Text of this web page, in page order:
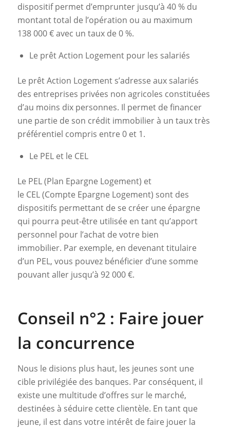
dispositif permet d’emprunter jusqu’à 40 % du
montant total de l’opération ou au maximum
138 000 € avec un taux de 0 %.
Le prêt Action Logement pour les salariés
Le prêt Action Logement s’adresse aux salariés
des entreprises privées non agricoles constituées
d’au moins dix personnes. Il permet de financer
une partie de son crédit immobilier à un taux très
préférentiel compris entre 0 et 1.
Le PEL et le CEL
Le PEL (Plan Epargne Logement) et
le CEL (Compte Epargne Logement) sont des
dispositifs permettant de se créer une épargne
qui pourra peut-être utilisée en tant qu’apport
personnel pour l’achat de votre bien
immobilier. Par exemple, en devenant titulaire
d’un PEL, vous pouvez bénéficier d’une somme
pouvant aller jusqu’à 92 000 €.
Conseil n°2 : Faire jouer
la concurrence
Nous le disions plus haut, les jeunes sont une
cible privilégiée des banques. Par conséquent, il
existe une multitude d’offres sur le marché,
destinées à séduire cette clientèle. En tant que
jeune, il est dans votre intérêt de faire jouer la